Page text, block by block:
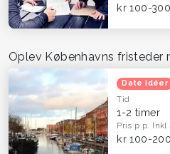
kr 100-300
Oplev Københavns fristeder
Date idéer
Tid
1-2 timer
Pris p.p.
kr 100-200